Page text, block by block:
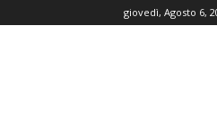
giovedì, Agosto 6,